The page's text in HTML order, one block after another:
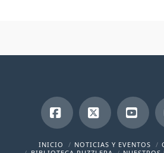
Facebook
X
INICIO NOTICIAS Y EVENTOS